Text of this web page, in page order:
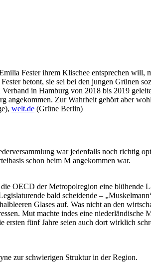
Fester ihrem Klischee entsprechen
betont, sie sei bei den jungen Grünen
in Hamburg von 2018 bis 2019
angekommen. Zur Wahrheit gehört aber
welt.de (Grüne Berlin)
war jedenfalls noch richtig
schon beim M angekommen war.
OECD der Metropolregion eine blühende
bald scheidende –
Glases auf. Was nicht an den
Mut machte indes eine
ersten fünf Jahre seien auch dort wirklich
zur schwierigen Struktur in der Region.